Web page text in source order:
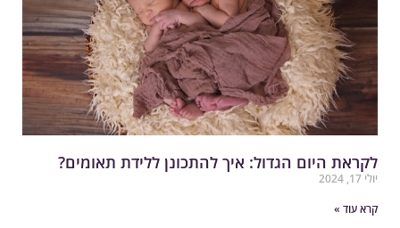
היום הגדול: איך להתכונן ללידת תאומים?
עוד »